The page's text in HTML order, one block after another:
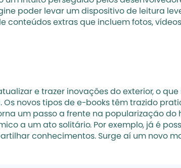
poder levar um dispositivo de leitura
extras que incluem fotos,
e trazer inovações do exterior, o
novos tipos de e-books têm trazido
um passo a frente na popularização do
a um ato solitário. Por exemplo, já é
conhecimentos. Surge aí um novo